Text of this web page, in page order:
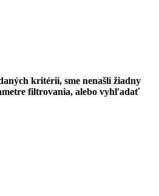
kritérií, sme nenašli žiadny
filtrovania, alebo vyhľadať